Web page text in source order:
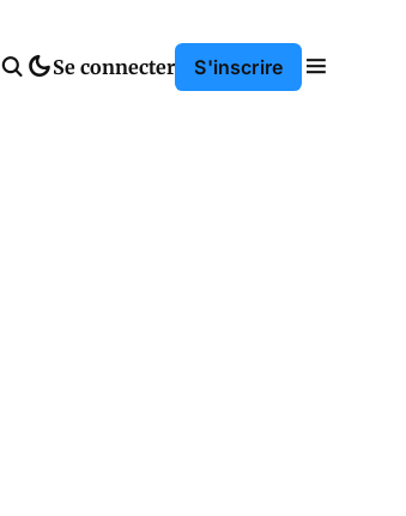
Se connecter S'inscrire